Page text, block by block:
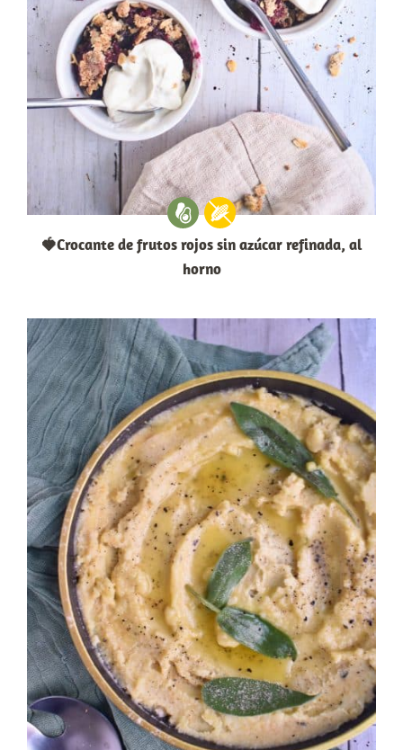
🍓Crocante de frutos rojos sin azúcar refinada, al
horno